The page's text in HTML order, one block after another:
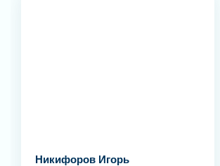
Никифоров Игорь